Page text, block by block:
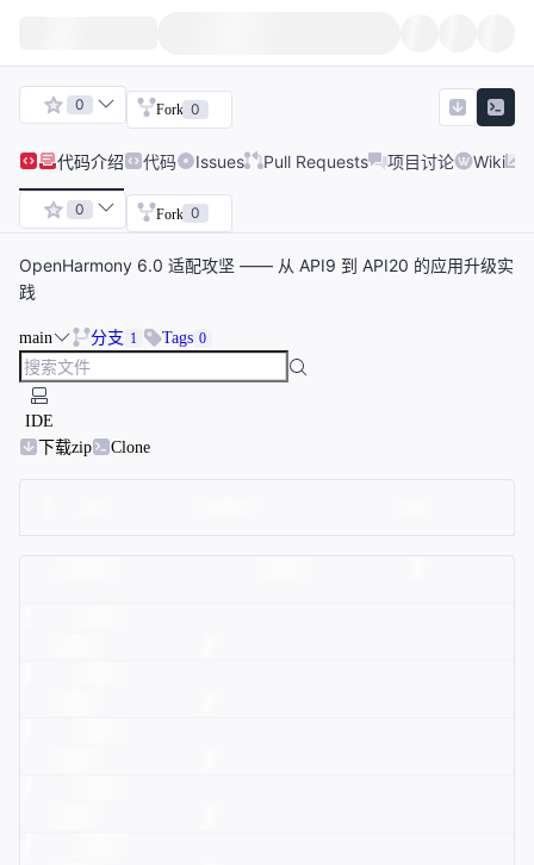
0 Fork 0
代码介绍 代码 Issues Pull Requests 项目讨论 Wiki
0 Fork 0
OpenHarmony 6.0 适配攻坚 —— 从 API9 到 API20 的应用升级实
践
main 分支 1 Tags 0
IDE
下载zip
Clone